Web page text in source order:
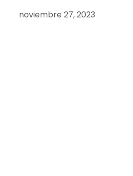
noviembre 27, 2023